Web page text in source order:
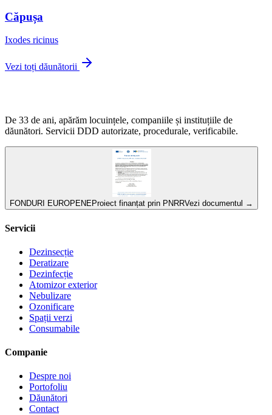
Căpușa
Ixodes ricinus
Vezi toți dăunătorii
De 33 de ani, apărăm locuințele, companiile și instituțiile de
dăunători. Servicii DDD autorizate, procedurale, verificabile.
FONDURI EUROPENEProiect finanțat prin PNRRVezi documentul →
Servicii
Dezinsecție
Deratizare
Dezinfecție
Atomizor exterior
Nebulizare
Ozonificare
Spații verzi
Consumabile
Companie
Despre noi
Portofoliu
Dăunători
Contact